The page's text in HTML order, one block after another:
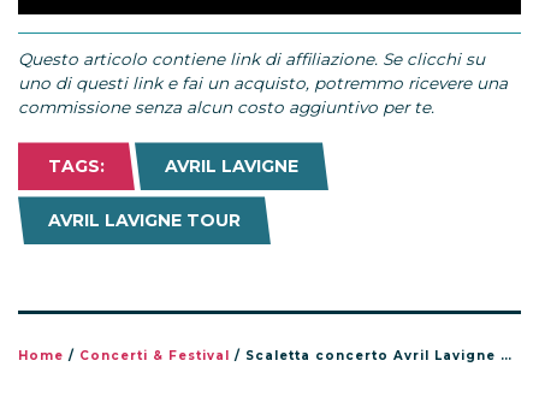
Questo articolo contiene link di affiliazione. Se clicchi su
uno di questi link e fai un acquisto, potremmo ricevere una
commissione senza alcun costo aggiuntivo per te.
TAGS: AVRIL LAVIGNE
AVRIL LAVIGNE TOUR
Home / Concerti & Festival / Scaletta concerto Avril Lavigne Milano 9 luglio 2024 I-Days